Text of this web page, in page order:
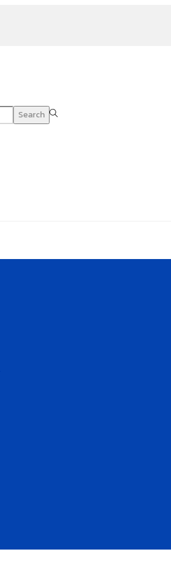
Search